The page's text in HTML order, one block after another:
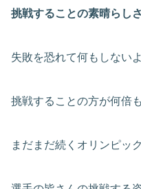
挑戦することの素晴らしさ
失敗を恐れて何もしない
挑戦することの方が何倍
まだまだ続くオリンピック